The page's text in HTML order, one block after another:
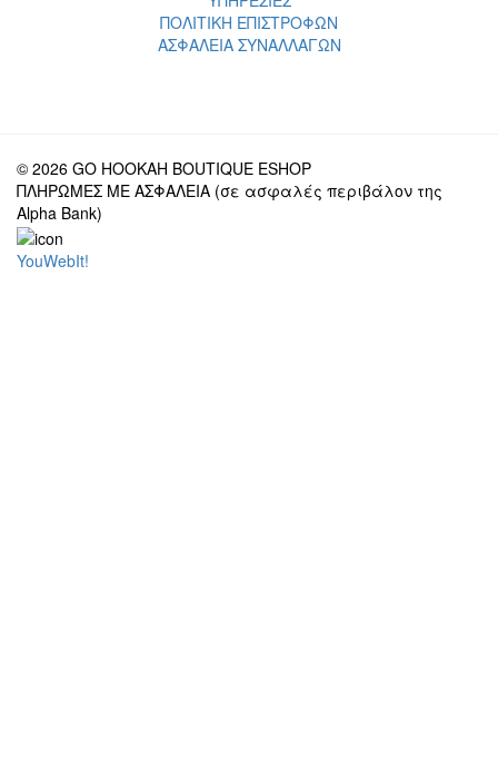
ΠΟΛΙΤΙΚΗ ΕΠΙΣΤΡΟΦΩΝ
ΑΣΦΑΛΕΙΑ ΣΥΝΑΛΛΑΓΩΝ
© 2026 GO HOOKAH BOUTIQUE ESHOP
ΠΛΗΡΩΜΕΣ ΜΕ ΑΣΦΑΛΕΙΑ (σε ασφαλές περιβάλον της
Alpha Bank)
YouWebIt!